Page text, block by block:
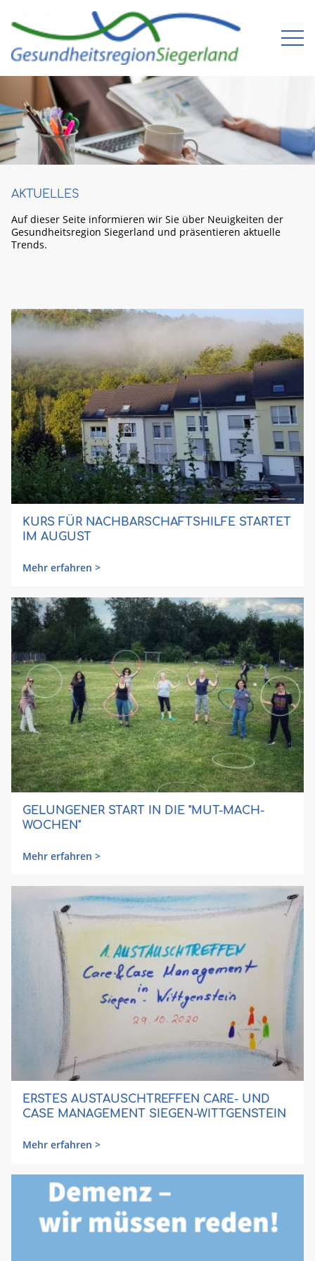
AKTUELLES
Auf dieser Seite infor­mieren wir Sie über Neuig­keiten der
Gesund­heits­region Sieger­land und präsen­tieren aktuelle
Trends.
KURS FÜR NACHBARSCHAFTSHILFE STARTET
IM AUGUST
Mehr erfahren >
GELUNGENER START IN DIE "MUT-MACH-
WOCHEN"
Mehr erfahren >
ERSTES AUSTAUSCHTREFFEN CARE- UND
CASE MANAGEMENT SIEGEN-WITTGENSTEIN
Mehr erfahren >